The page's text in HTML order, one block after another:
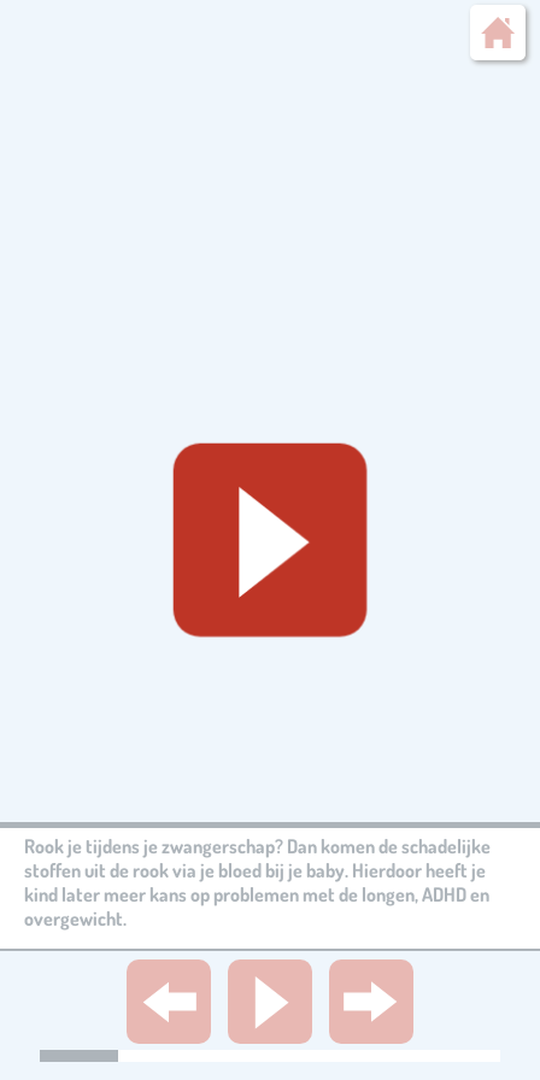
Rook je tijdens je zwangerschap? Dan komen de schadelijke
stoffen uit de rook via je bloed bij je baby. Hierdoor heeft je
kind later meer kans op problemen met de longen, ADHD en
overgewicht.